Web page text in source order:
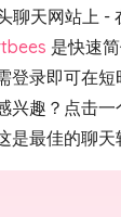
聊天网站上 -
是快速
登录即可在
兴趣？点击
是最佳的聊天